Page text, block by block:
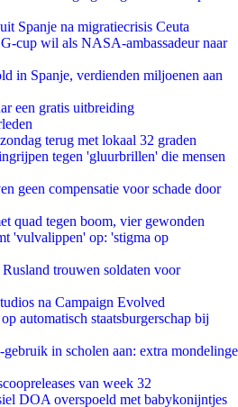
Spanje na migratiecrisis Ceuta
cup wil als NASA-ambassadeur naar
in Spanje, verdienden miljoenen aan
een gratis uitbreiding
terug met lokaal 32 graden
tegen 'gluurbrillen' die mensen
geen compensatie voor schade door
quad tegen boom, vier gewonden
'vulvalippen' op: 'stigma op
trouwen soldaten voor
na Campaign Evolved
automatisch staatsburgerschap bij
in scholen aan: extra mondelinge
van week 32
DOA overspoeld met babykonijntjes